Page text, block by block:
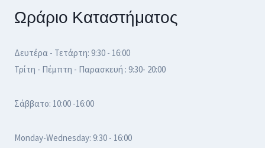
Ωράριο Καταστήματος
Δευτέρα - Τετάρτη: 9:30 - 16:00
Τρίτη - Πέμπτη - Παρασκευή : 9:30- 20:00
Σάββατο: 10:00 -16:00
Monday-Wednesday: 9:30 - 16:00